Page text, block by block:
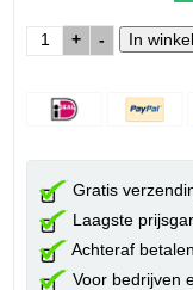
+ -
Gratis
Laagste
Achteraf
Voor bedrijven